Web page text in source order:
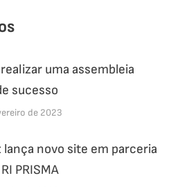
uma assembleia
sucesso
de 2023
lança novo site em parceria
PRISMA